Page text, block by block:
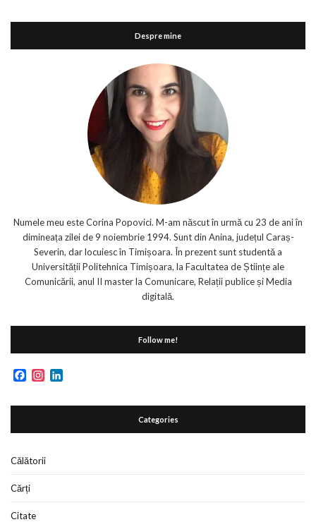
Despre mine
Numele meu este Corina Popovici. M-am născut în urmă cu 23 de ani în
dimineața zilei de 9 noiembrie 1994. Sunt din Anina, județul Caraș-
Severin, dar locuiesc în Timișoara. În prezent sunt studentă a
Universității Politehnica Timișoara, la Facultatea de Științe ale
Comunicării, anul II master la Comunicare, Relații publice și Media
digitală.
Follow me!
FacebookInstagram
Categories
Călătorii
Cărți
Citate